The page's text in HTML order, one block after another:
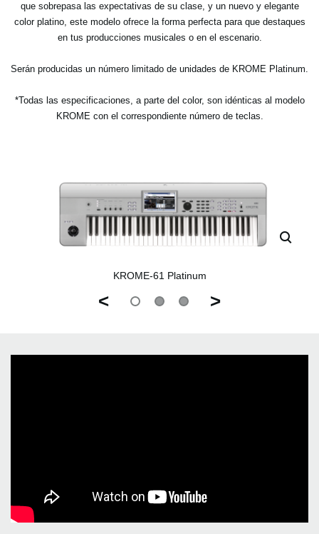
que sobrepasa las expectativas de su clase, y un nuevo y elegante
color platino, este modelo ofrece la forma perfecta para que destaques
en tus producciones musicales o en el escenario.
Serán producidas un número limitado de unidades de KROME Platinum.
*Todas las especificaciones, a parte del color, son idénticas al modelo
KROME con el correspondiente número de teclas.
KROME-61 Platinum
< >